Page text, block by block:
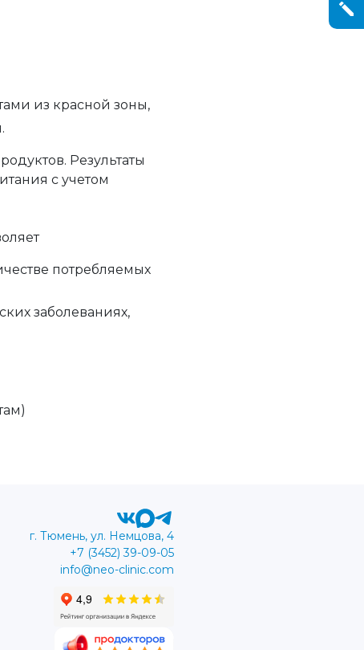
из красной зоны,
Результаты
с учетом
потребляемых
заболеваниях,
г. Тюмень, ул. Немцова, 4
+7 (3452) 39-09-05
info@neo-clinic.com